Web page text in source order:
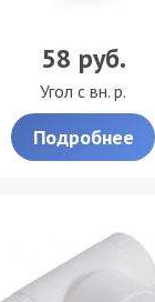
58 руб.
Угол с вн. р.
Подробнее